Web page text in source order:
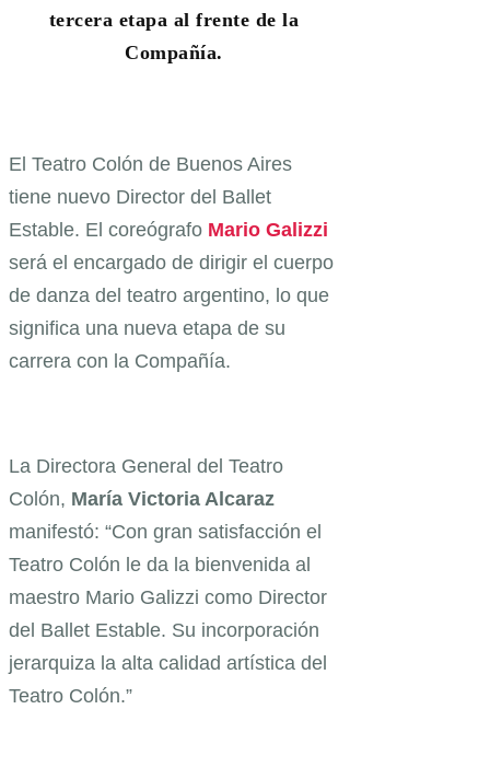
tercera etapa al frente de la
Compañía.
El Teatro Colón de Buenos Aires
tiene nuevo Director del Ballet
Estable. El coreógrafo Mario Galizzi
será el encargado de dirigir el cuerpo
de danza del teatro argentino, lo que
significa una nueva etapa de su
carrera con la Compañía.
La Directora General del Teatro
Colón, María Victoria Alcaraz
manifestó: “Con gran satisfacción el
Teatro Colón le da la bienvenida al
maestro Mario Galizzi como Director
del Ballet Estable. Su incorporación
jerarquiza la alta calidad artística del
Teatro Colón.”